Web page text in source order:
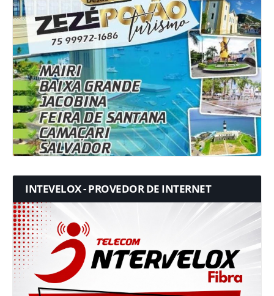
INTEVELOX - PROVEDOR DE INTERNET